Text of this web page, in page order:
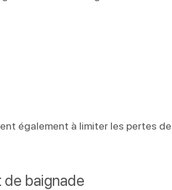
également à limiter les pertes
baignade